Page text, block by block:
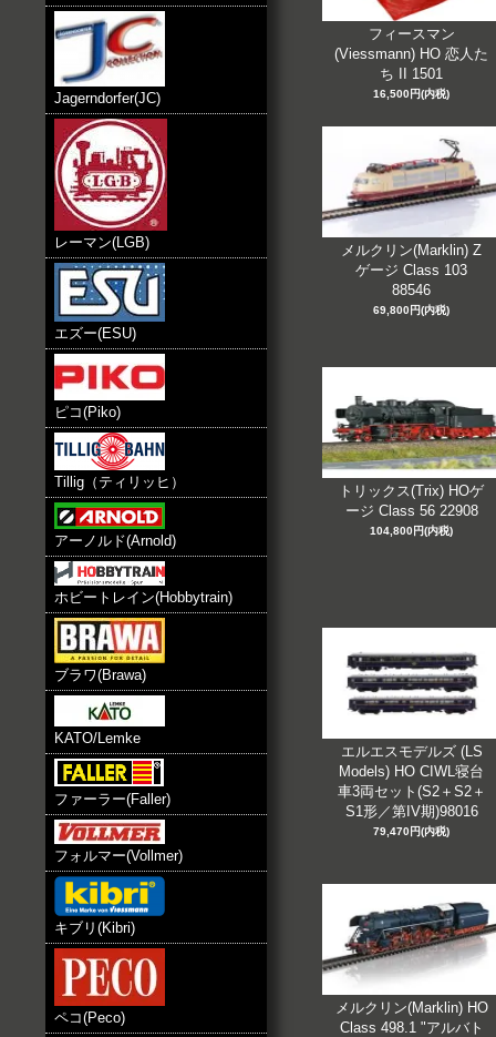
Jagerndorfer(JC)
レーマン(LGB)
エズー(ESU)
ピコ(Piko)
Tillig（ティリッヒ）
アーノルド(Arnold)
ホビートレイン(Hobbytrain)
ブラワ(Brawa)
KATO/Lemke
ファーラー(Faller)
フォルマー(Vollmer)
キブリ(Kibri)
ペコ(Peco)
フィースマン
(Viessmann) HO 恋人た
ち II 1501
16,500円(内税)
メルクリン(Marklin) Z
ゲージ Class 103
88546
69,800円(内税)
トリックス(Trix) HOゲ
ージ Class 56 22908
104,800円(内税)
エルエスモデルズ (LS
Models) HO CIWL寝台
車3両セット(S2＋S2＋
S1形／第IV期)98016
79,470円(内税)
メルクリン(Marklin) HO
Class 498.1 "アルバト